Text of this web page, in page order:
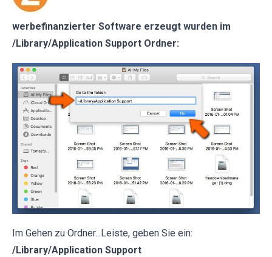
werbefinanzierter Software erzeugt wurden im
/Library/Application Support Ordner:
Im Gehen zu Ordner...Leiste, geben Sie ein:
/Library/Application Support